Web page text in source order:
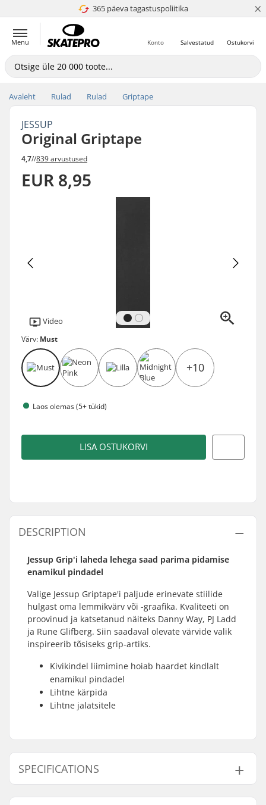
365 päeva tagastuspoliitika
4.8 paljaks 5 ×
Menu Ostukorvi
Salvestatud
Konto
Avaleht Rulad Rulad Griptape
JESSUP
Original Griptape
4,7//839 arvustused
EUR 8,95
Video
Värv: Must
+10
Laos olemas (5+ tükid)
LISA OSTUKORVI
DESCRIPTION
Jessup Grip'i laheda lehega saad parima pidamise
enamikul pindadel
Valige Jessup Griptape'i paljude erinevate stiilide
hulgast oma lemmikvärv või -graafika. Kvaliteeti on
proovinud ja katsetanud näiteks Danny Way, PJ Ladd
ja Rune Glifberg. Siin saadaval olevate värvide valik
inspireerib tõsiseks grip-artiks.
Kivikindel liimimine hoiab haardet kindlalt
enamikul pindadel
Lihtne kärpida
Lihtne jalatsitele
SPECIFICATIONS
Length:
83.8cm (33")